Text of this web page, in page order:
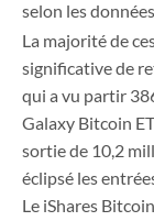
selon les
La majorité de
significative de
qui a vu partir
Galaxy Bitcoin
sortie de 10,2
éclipsé les
Le iShares